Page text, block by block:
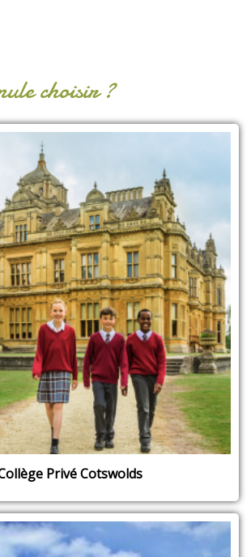
choisir ?
Privé Cotswolds